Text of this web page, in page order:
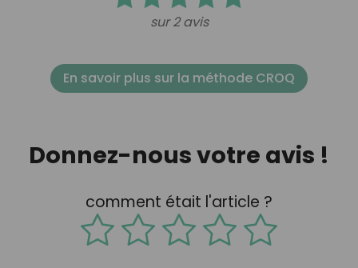
sur 2 avis
En savoir plus sur la méthode CROQ
Donnez-nous votre avis !
comment était l'article ?